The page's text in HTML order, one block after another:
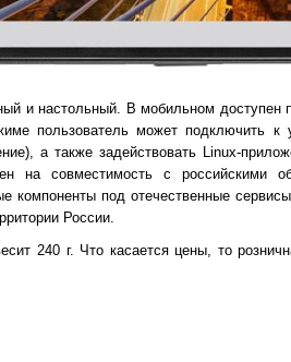
и настольный. В мобильном доступен
пользователь может подключить к
а также задействовать Linux-
на совместимость с российскими
компоненты под отечественные
России.
240 г. Что касается цены, то